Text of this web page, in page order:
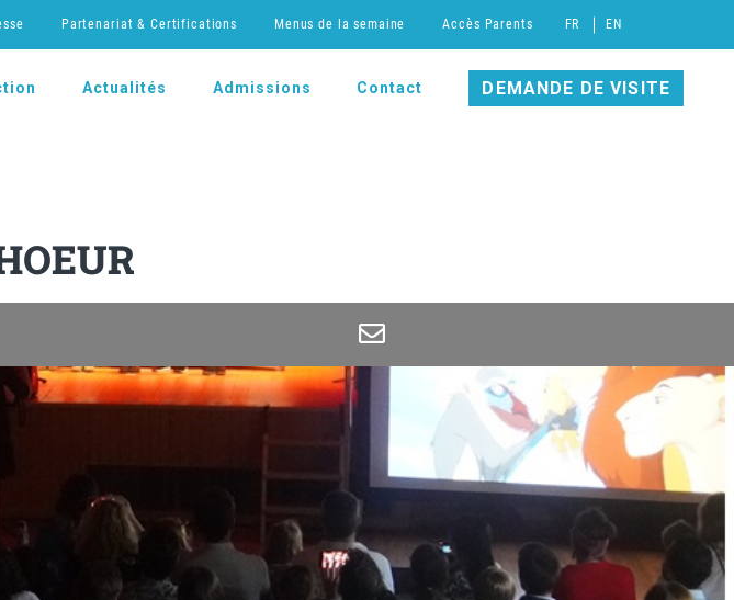
Partenariat & Certifications Menus de la semaine Accès Parents FR EN
Actualités Admissions Contact DEMANDE DE VISITE